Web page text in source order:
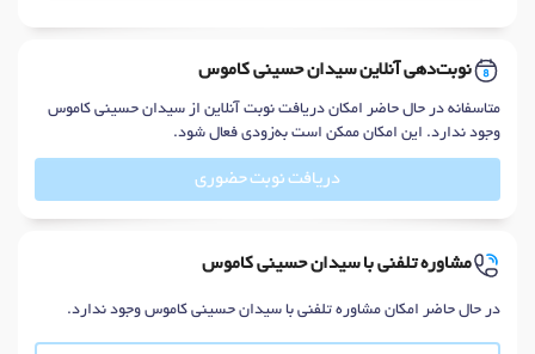
نوبت‌دهی آنلاین سیدان حسینی کاموس
متاسفانه در حال حاضر امکان دریافت نوبت آنلاین از سیدان حسینی کاموس
وجود ندارد. این امکان ممکن است به‌زودی فعال شود.
دریافت نوبت حضوری
مشاوره تلفنی با سیدان حسینی کاموس
در حال حاضر امکان مشاوره تلفنی با سیدان حسینی کاموس وجود ندارد.